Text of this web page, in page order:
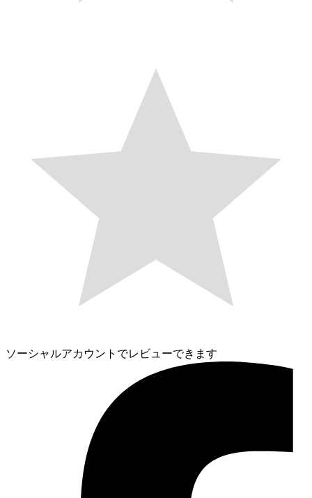
ソーシャルアカウントでレビューできます